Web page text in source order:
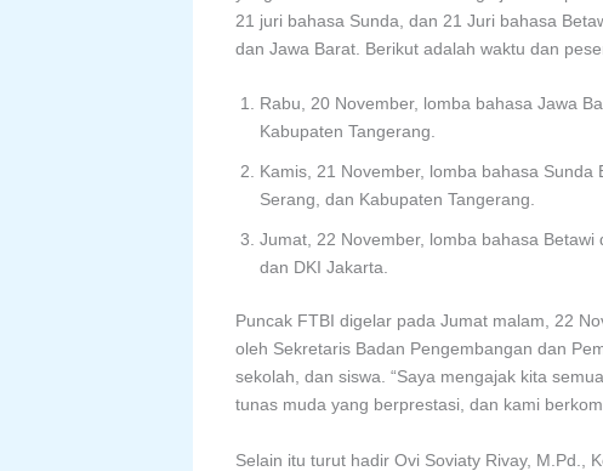
21 juri bahasa Sunda, dan 21 Juri bahasa
dan Jawa Barat. Berikut adalah waktu dan
Rabu, 20 November, lomba bahasa Jawa
Kabupaten Tangerang.
Kamis, 21 November, lomba bahasa
Serang, dan Kabupaten Tangerang.
Jumat, 22 November, lomba bahasa
dan DKI Jakarta.
Puncak FTBI digelar pada Jumat malam, 22
oleh Sekretaris Badan Pengembangan dan
sekolah, dan siswa. “Saya mengajak kita
tunas muda yang berprestasi, dan kami
Selain itu turut hadir Ovi Soviaty Rivay, M.Pd.,